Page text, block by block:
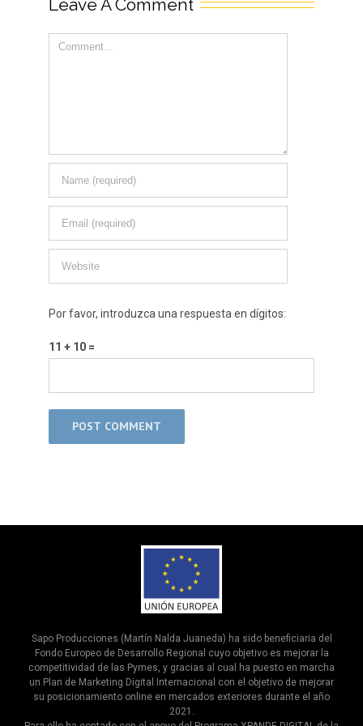
Produce:
Leave A Comment
Comment
Por favor, introduzca una respuesta en dígitos:
11 + 10 =
Sapo Producciones (Martín Nalda Juaneda) ha sido beneficiaria del
Fondo Europeo de Desarrollo Regional cuyo objetivo es mejorar la
competitividad de las Pymes, y gracias al cual ha puesto en marcha
un Plan de Marketing Digital Internacional con el objetivo de mejorar
su posicionamiento online en mercados exteriores durante el año
2021.